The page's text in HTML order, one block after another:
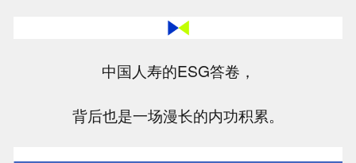
中国人寿的ESG答卷，
背后也是一场漫长的内功积累。